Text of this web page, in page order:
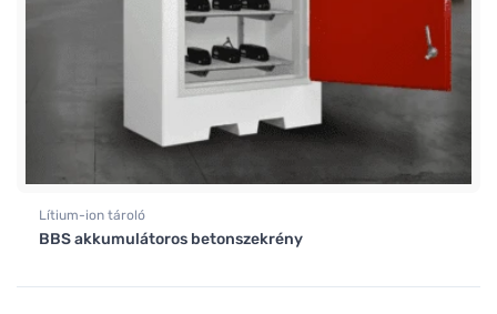
Lítium-ion tároló
BBS akkumulátoros betonszekrény